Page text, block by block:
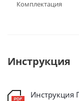
Комплектация
Инструкция
Инструкция